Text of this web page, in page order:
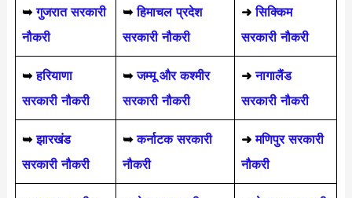
➥ गुजरात सरकारी
नौकरी
➥हिमाचल प्रदेश
सरकारी नौकरी
➜ सिक्किम
सरकारी नौकरी
➥हरियाणा
सरकारी नौकरी
➥जम्मू और कश्मीर
सरकारी नौकरी
➜ नागालैंड
सरकारी नौकरी
➥ झारखंड
सरकारी नौकरी
➥ कर्नाटक सरकारी
नौकरी
➜ मणिपुर सरकारी
नौकरी